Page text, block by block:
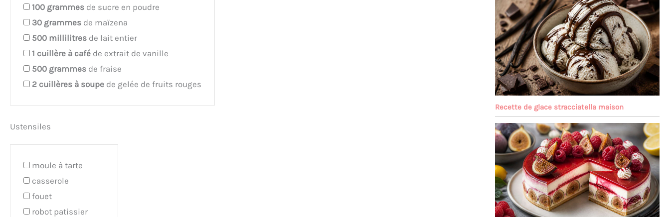
100 grammes de sucre en poudre
30 grammes de maïzena
500 millilitres de lait entier
1 cuillère à café de extrait de vanille
500 grammes de fraise
2 cuillères à soupe de gelée de fruits rouges
Ustensiles
moule à tarte
casserole
fouet
robot patissier
Recette de glace stracciatella maison